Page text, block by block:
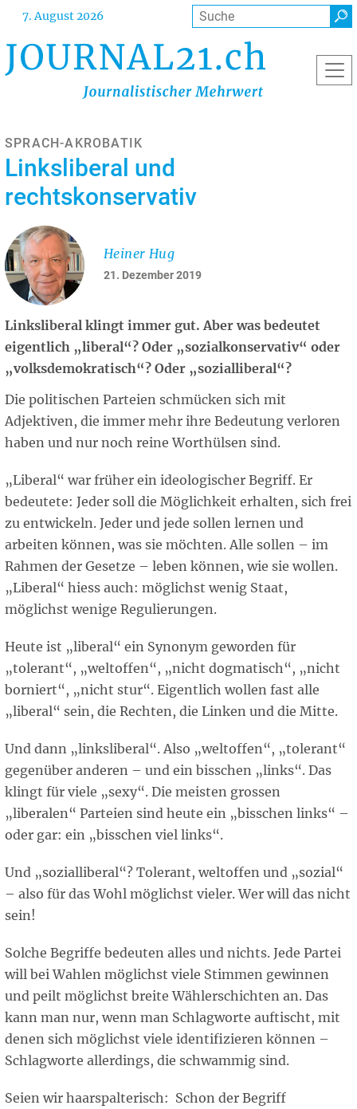
Direkt
Inhalt
7. August 2026 Suche
SPRACH-AKROBATIK
Linksliberal und
rechtskonservativ
21. Dezember 2019
Heiner Hug
Linksliberal klingt immer gut. Aber was bedeutet
eigentlich „liberal“? Oder „sozialkonservativ“ oder
„volksdemokratisch“? Oder „sozialliberal“?
Die politischen Parteien schmücken sich mit
Adjektiven, die immer mehr ihre Bedeutung verloren
haben und nur noch reine Worthülsen sind.
„Liberal“ war früher ein ideologischer Begriff. Er
bedeutete: Jeder soll die Möglichkeit erhalten, sich frei
zu entwickeln. Jeder und jede sollen lernen und
arbeiten können, was sie möchten. Alle sollen – im
Rahmen der Gesetze – leben können, wie sie wollen.
„Liberal“ hiess auch: möglichst wenig Staat,
möglichst wenige Regulierungen.
Heute ist „liberal“ ein Synonym geworden für
„tolerant“, „weltoffen“, „nicht dogmatisch“, „nicht
borniert“, „nicht stur“. Eigentlich wollen fast alle
„liberal“ sein, die Rechten, die Linken und die Mitte.
Und dann „linksliberal“. Also „weltoffen“, „tolerant“
gegenüber anderen – und ein bisschen „links“. Das
klingt für viele „sexy“. Die meisten grossen
„liberalen“ Parteien sind heute ein „bisschen links“ –
oder gar: ein „bisschen viel links“.
Und „sozialliberal“? Tolerant, weltoffen und „sozial“
– also für das Wohl möglichst vieler. Wer will das nicht
sein!
Solche Begriffe bedeuten alles und nichts. Jede Partei
will bei Wahlen möglichst viele Stimmen gewinnen
und peilt möglichst breite Wählerschichten an. Das
kann man nur, wenn man Schlagworte auftischt, mit
denen sich möglichst viele identifizieren können –
Schlagworte allerdings, die schwammig sind.
Seien wir haarspalterisch: Schon der Begriff